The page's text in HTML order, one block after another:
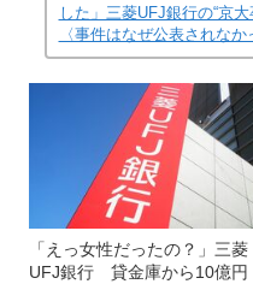
した」三菱UFJ銀行の“京
〈事件はなぜ公表されなか
「えっ女性だったの？」三菱
UFJ銀行 貸金庫から10億円